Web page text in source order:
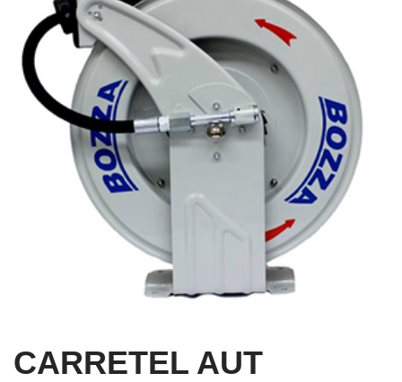
CARRETEL AUT